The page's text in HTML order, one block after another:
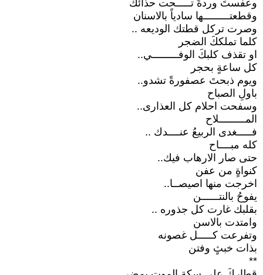
وعفستَ وردةً تـــــحت حذائك
وقطعتـــــــــها سادياً بالاسنان
وصرت تركل قطتك الوديعه ..
كلما تملككَ الضجر
او تقذف كلبكَ الوفـــــــــي..
كل ساعةٍ بحجر
ويوم ذبحتَ عصفورةً تشدو..
باولِ الصباح
وسفحت احلام كل العذارى..
المـــــــــلاح
فـــــغدى الربيعُ عنــــدك ..
كله مبــــاح
حتى صار الارهاب فيك..
كنواةٍ من عفن
اخرجت منها اصيصــا..
يفوحُ بالنتــــــن
بقلبك غارت كل جذوره ..
وامتدت بالاسن
وتفرعت كـــــل غصونه
بذات خبثٍ وفتن
**